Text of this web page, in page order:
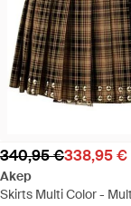
340,95 €338,95 €
Akep
Skirts Multi Color -